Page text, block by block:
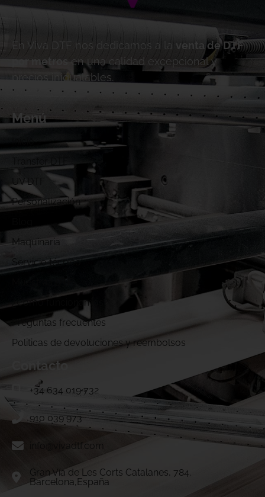
En Viva DTF nos dedicamos a la
venta de DTF
por metros
en una calidad excepcional y
precios inigualables.
Menú
UV DTF
Personalización
Maquinaria
Servicio técnico
¿Cómo funcionamos?
Preguntas frecuentes
Politicas de devoluciones y reembolsos
Contacto
+34 634 019 732
910 039 973
info@vivadtf.com
Gran Vía de Les Corts Catalanes, 784.
Barcelona,España